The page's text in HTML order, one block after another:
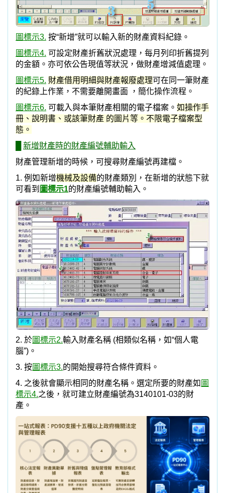
冊、說明書、或該筆財產 的圖片等。不限電子檔案型
態。
█ 新增財產時的財產編號輔助輸入
財產管理新增的時候，可搜尋財產編號再建檔。
1. 例如新增機械及設備的財產類別，在新增的狀態下
可看到圖標示1的財產編號輔助輸入。
2. 於圖標示2.輸入財產名稱 (相類似名稱，如“個人電
腦”)。
3. 按圖標示3.的開始搜尋符合條件資料。
4. 之後就會顯示相同的財產名稱。選定所要的財產如圖
標示4.
之後，就可建立財產編號為3140101-03的財
產。
<各式完整豐富的報表，100%節省人工整理資料的時
聰明使用延伸閱讀
● 財產目錄管理系統常見問題